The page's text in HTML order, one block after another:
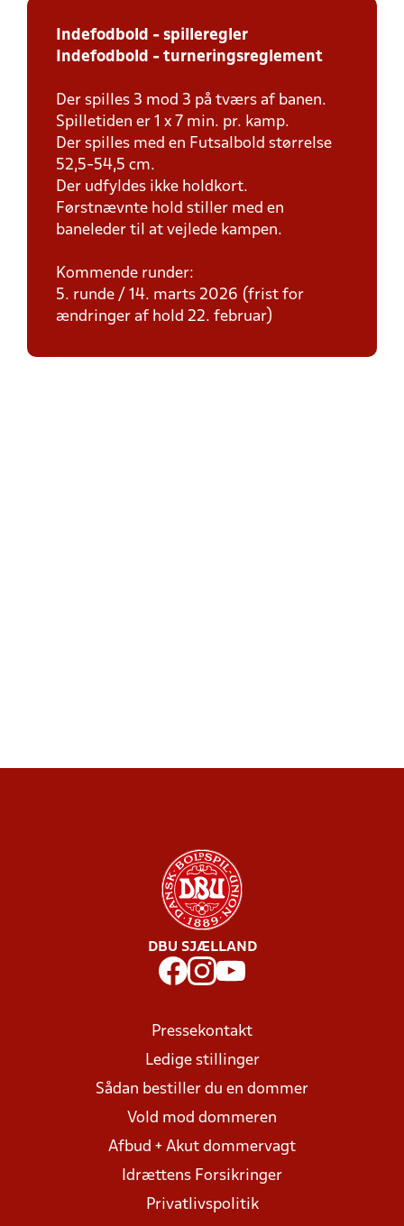
Indefodbold - spilleregler
Indefodbold - turneringsreglement
Der spilles 3 mod 3 på tværs af banen.
Spilletiden er 1 x 7 min. pr. kamp.
Der spilles med en Futsalbold størrelse
52,5-54,5 cm.
Der udfyldes ikke holdkort.
Førstnævnte hold stiller med en
baneleder til at vejlede kampen.
Kommende runder:
5. runde / 14. marts 2026 (frist for
ændringer af hold 22. februar)
DBU SJÆLLAND
Pressekontakt
Ledige stillinger
Sådan bestiller du en dommer
Vold mod dommeren
Afbud + Akut dommervagt
Idrættens Forsikringer
Privatlivspolitik